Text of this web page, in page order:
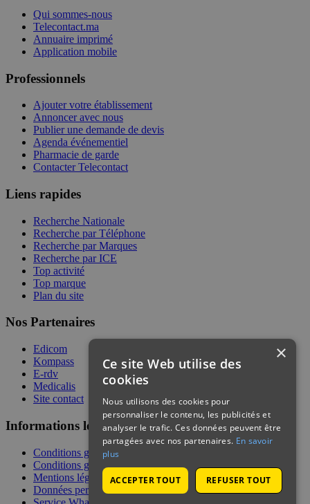
Qui sommes-nous
Telecontact.ma
Annuaire imprimé
Application mobile
Professionnels
Ajouter votre établissement
Annoncer avec nous
Publier une demande de devis
Agenda événementiel
Pharmacie de garde
Contacter Telecontact
Liens rapides
Recherche Nationale
Recherche par Téléphone
Recherche par Marques
Recherche par ICE
Top activité
Top marque
Plan du site
Nos Partenaires
Edicom
Kompass
E-rdv
Medicalis
Site contact
Informations légales
Conditions générales de services
Conditions générales de vente
Mentions légales
Données personnelles
×
Ce site Web utilise des
cookies
Nous utilisons des cookies pour
personnaliser le contenu, les publicités et
analyser le trafic. Ces données peuvent être
partagées avec nos partenaires. En savoir
plus
ACCEPTER TOUT REFUSER TOUT